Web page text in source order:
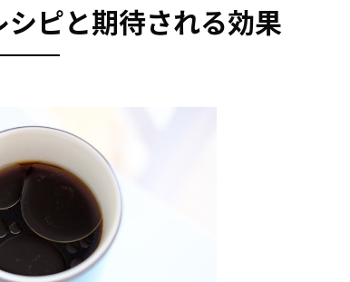
ピと期待される効果